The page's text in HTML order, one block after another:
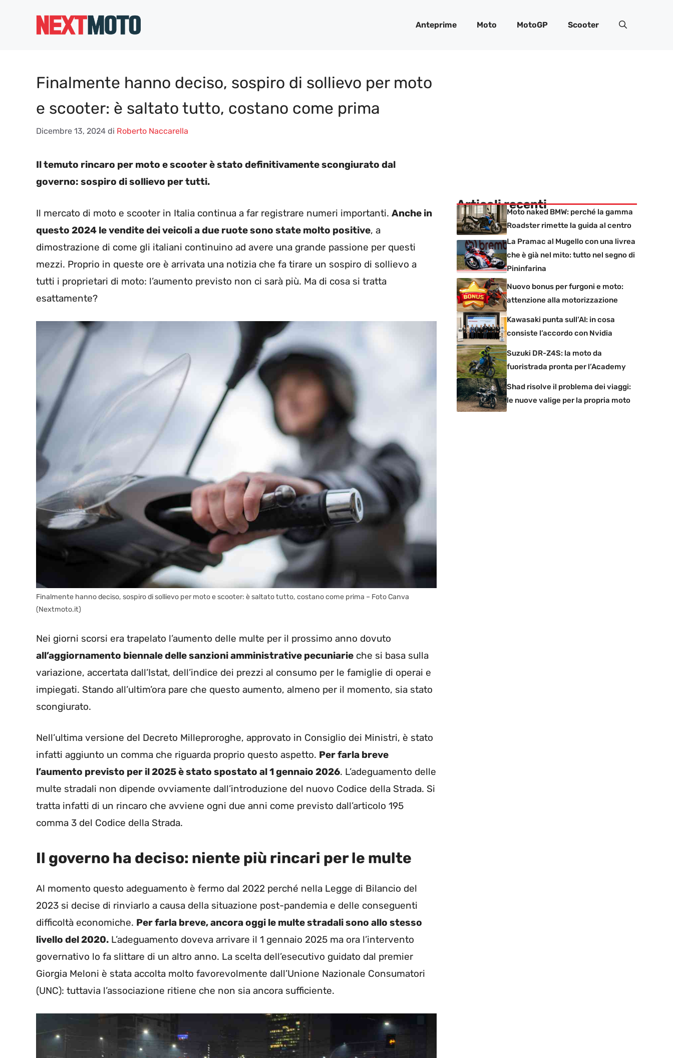
Anteprime Moto MotoGP Scooter
Finalmente hanno deciso, sospiro di sollievo per moto
e scooter: è saltato tutto, costano come prima
Dicembre 13, 2024 di Roberto Naccarella
Il temuto rincaro per moto e scooter è stato definitivamente scongiurato dal
governo: sospiro di sollievo per tutti.
Il mercato di moto e scooter in Italia continua a far registrare numeri importanti. Anche in
questo 2024 le vendite dei veicoli a due ruote sono state molto positive, a
dimostrazione di come gli italiani continuino ad avere una grande passione per questi
mezzi. Proprio in queste ore è arrivata una notizia che fa tirare un sospiro di sollievo a
tutti i proprietari di moto: l’aumento previsto non ci sarà più. Ma di cosa si tratta
esattamente?
Finalmente hanno deciso, sospiro di sollievo per moto e scooter: è saltato tutto, costano come prima – Foto Canva
(Nextmoto.it)
Nei giorni scorsi era trapelato l’aumento delle multe per il prossimo anno dovuto
all’aggiornamento biennale delle sanzioni amministrative pecuniarie che si basa sulla
variazione, accertata dall’Istat, dell’indice dei prezzi al consumo per le famiglie di operai e
impiegati. Stando all’ultim’ora pare che questo aumento, almeno per il momento, sia stato
scongiurato.
Nell’ultima versione del Decreto Milleproroghe, approvato in Consiglio dei Ministri, è stato
infatti aggiunto un comma che riguarda proprio questo aspetto. Per farla breve
l’aumento previsto per il 2025 è stato spostato al 1 gennaio 2026. L’adeguamento delle
multe stradali non dipende ovviamente dall’introduzione del nuovo Codice della Strada. Si
tratta infatti di un rincaro che avviene ogni due anni come previsto dall’articolo 195
comma 3 del Codice della Strada.
Il governo ha deciso: niente più rincari per le multe
Al momento questo adeguamento è fermo dal 2022 perché nella Legge di Bilancio del
2023 si decise di rinviarlo a causa della situazione post-pandemia e delle conseguenti
difficoltà economiche. Per farla breve, ancora oggi le multe stradali sono allo stesso
livello del 2020. L’adeguamento doveva arrivare il 1 gennaio 2025 ma ora l’intervento
governativo lo fa slittare di un altro anno. La scelta dell’esecutivo guidato dal premier
Giorgia Meloni è stata accolta molto favorevolmente dall’Unione Nazionale Consumatori
(UNC): tuttavia l’associazione ritiene che non sia ancora sufficiente.
Articoli recenti
Moto naked BMW: perché la gamma
Roadster rimette la guida al centro
La Pramac al Mugello con una livrea
che è già nel mito: tutto nel segno di
Pininfarina
Nuovo bonus per furgoni e moto:
attenzione alla motorizzazione
Kawasaki punta sull’AI: in cosa
consiste l’accordo con Nvidia
Suzuki DR-Z4S: la moto da
fuoristrada pronta per l’Academy
Shad risolve il problema dei viaggi:
le nuove valige per la propria moto